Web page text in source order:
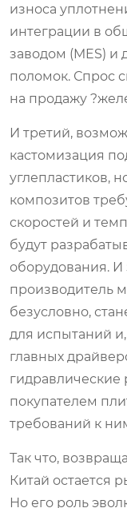
износа
интеграции в
заводом (MES)
поломок. Спрос
на продажу
И третий,
кастомизация
углепластиков,
композитов
скоростей и
будут
оборудования. И
производитель
безусловно,
для испытаний
главных
покупателем
требований к
Так что,
Китай остается
Но его роль